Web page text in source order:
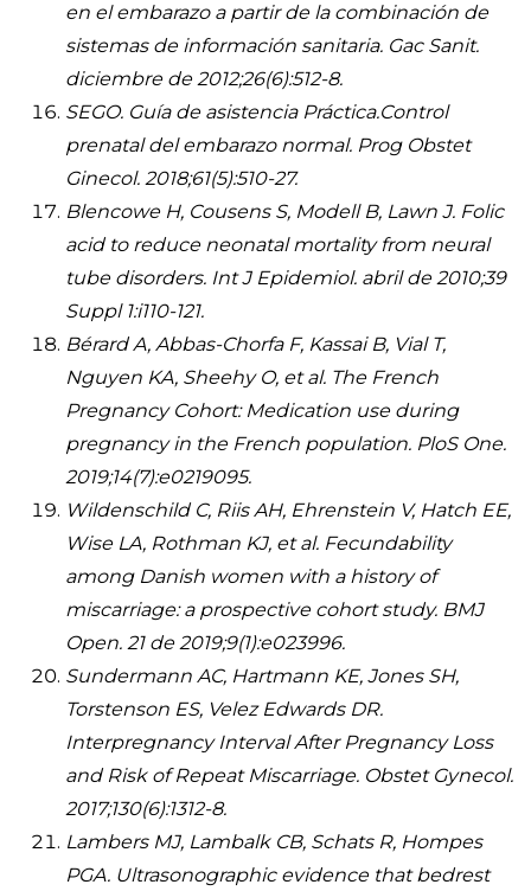
en el embarazo a partir de la combinación de
sistemas de información sanitaria. Gac Sanit.
diciembre de 2012;26(6):512-8.
SEGO. Guía de asistencia Práctica.Control
prenatal del embarazo normal. Prog Obstet
Ginecol. 2018;61(5):510-27.
Blencowe H, Cousens S, Modell B, Lawn J. Folic
acid to reduce neonatal mortality from neural
tube disorders. Int J Epidemiol. abril de 2010;39
Suppl 1:i110-121.
Bérard A, Abbas-Chorfa F, Kassai B, Vial T,
Nguyen KA, Sheehy O, et al. The French
Pregnancy Cohort: Medication use during
pregnancy in the French population. PloS One.
2019;14(7):e0219095.
Wildenschild C, Riis AH, Ehrenstein V, Hatch EE,
Wise LA, Rothman KJ, et al. Fecundability
among Danish women with a history of
miscarriage: a prospective cohort study. BMJ
Open. 21 de 2019;9(1):e023996.
Sundermann AC, Hartmann KE, Jones SH,
Torstenson ES, Velez Edwards DR.
Interpregnancy Interval After Pregnancy Loss
and Risk of Repeat Miscarriage. Obstet Gynecol.
2017;130(6):1312-8.
Lambers MJ, Lambalk CB, Schats R, Hompes
PGA. Ultrasonographic evidence that bedrest